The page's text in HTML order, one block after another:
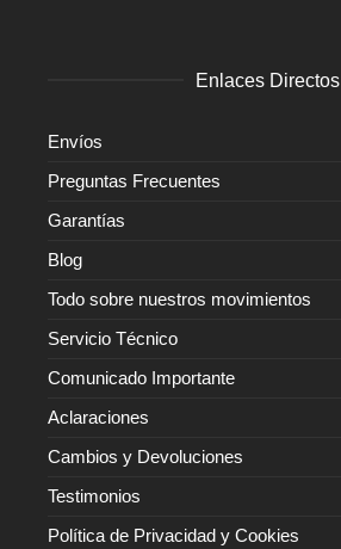
Enlaces Directos
Envíos
Preguntas Frecuentes
Garantías
Blog
Todo sobre nuestros movimientos
Servicio Técnico
Comunicado Importante
Aclaraciones
Cambios y Devoluciones
Testimonios
Política de Privacidad y Cookies